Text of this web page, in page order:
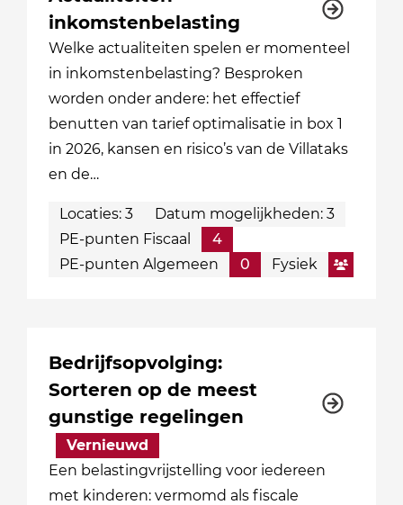
inkomstenbelasting
Welke actualiteiten spelen er momenteel
in inkomstenbelasting? Besproken
worden onder andere: het effectief
benutten van tarief optimalisatie in box 1
in 2026, kansen en risico’s van de Villataks
en de…
Locaties: 3
Datum mogelijkheden: 3
PE-punten Fiscaal
4
PE-punten Algemeen
0 Fysiek
Bedrijfsopvolging:
Sorteren op de meest
gunstige regelingen
Vernieuwd
Een belastingvrijstelling voor iedereen
met kinderen: vermomd als fiscale